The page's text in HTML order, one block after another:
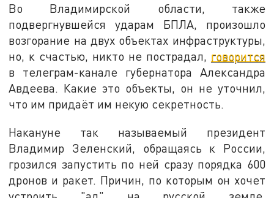
Во Владимирской области, также
подвергнувшейся ударам БПЛА, произошло
возгорание на двух объектах инфраструктуры,
но, к счастью, никто не пострадал, говорится
в телеграм-канале губернатора Александра
Авдеева. Какие это объекты, он не уточнил,
что им придаёт им некую секретность.
Накануне так называемый президент
Владимир Зеленский, обращаясь к России,
грозился запустить по ней сразу порядка 600
дронов и ракет. Причин, по которым он хочет